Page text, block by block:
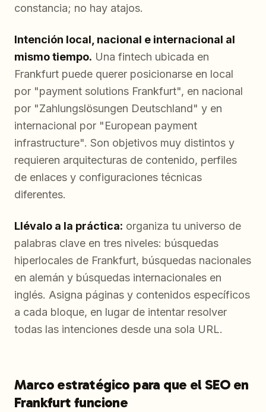
constancia; no hay atajos.
Intención local, nacional e internacional al
mismo tiempo. Una fintech ubicada en
Frankfurt puede querer posicionarse en local
por "payment solutions Frankfurt", en nacional
por "Zahlungslösungen Deutschland" y en
internacional por "European payment
infrastructure". Son objetivos muy distintos y
requieren arquitecturas de contenido, perfiles
de enlaces y configuraciones técnicas
diferentes.
Llévalo a la práctica: organiza tu universo de
palabras clave en tres niveles: búsquedas
hiperlocales de Frankfurt, búsquedas nacionales
en alemán y búsquedas internacionales en
inglés. Asigna páginas y contenidos específicos
a cada bloque, en lugar de intentar resolver
todas las intenciones desde una sola URL.
Marco estratégico para que el SEO en
Frankfurt funcione